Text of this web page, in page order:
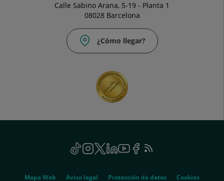
Calle Sabino Arana, 5-19 - Planta 1
08028 Barcelona
¿Cómo llegar?
TikTok
Este
enlace
abrirá
Instagram
Este
enlace
abrirá
Twitter
Este
enlace
abrirá
Linkedin
Este
abrirá
Youtube
Este
enlace
abrirá
Facebook
Este
enlace
abrirá
Feed
Este
abrirá
Mapa Web Aviso legal Protección de datos Cookies